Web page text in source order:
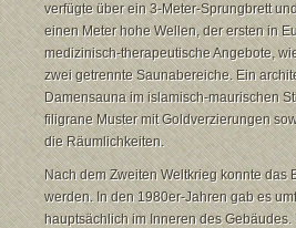
Buch Rezensionen
– Deutschland
Buch Rezensionen
– United Kingdom
Venedig
HDR
Milchstraßenfotografie
verfügte über ein 3-Meter-Sprungbrett
einen Meter hohe Wellen, der ersten in
medizinisch-therapeutische Angebote,
zwei getrennte Saunabereiche. Ein
Damensauna im islamisch-maurischen
filigrane Muster mit Goldverzierungen
die Räumlichkeiten.
Nach dem Zweiten Weltkrieg konnte das
werden. In den 1980er-Jahren gab es
hauptsächlich im Inneren des